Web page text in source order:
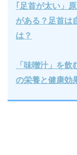
｢足首が太い」
がある？足首は
は？
「味噌汁」を
の栄養と健康効